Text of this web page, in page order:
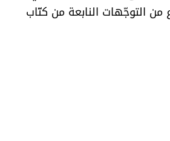
من التوجّهات النابعة من كتّاب